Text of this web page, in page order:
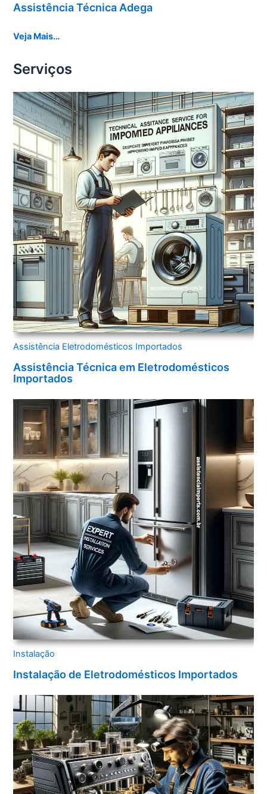
Assistência Técnica Adega
Veja Mais…
Serviços
Assistência Eletrodomésticos Importados
Assistência Técnica em Eletrodomésticos
Importados
Instalação
Instalação de Eletrodomésticos Importados